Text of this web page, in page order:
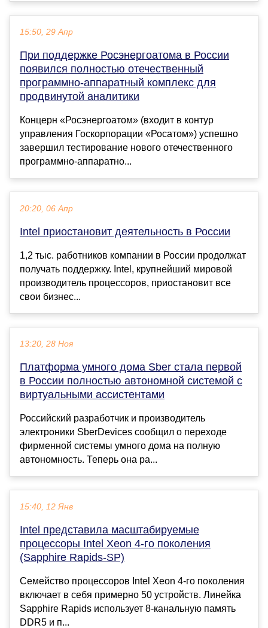
15:50, 29 Апр
При поддержке Росэнергоатома в России
появился полностью отечественный
программно-аппаратный комплекс для
продвинутой аналитики
Концерн «Росэнергоатом» (входит в контур
управления Госкорпорации «Росатом») успешно
завершил тестирование нового отечественного
программно-аппаратно...
20:20, 06 Апр
Intel приостановит деятельность в России
1,2 тыс. работников компании в России продолжат
получать поддержку. Intel, крупнейший мировой
производитель процессоров, приостановит все
свои бизнес...
13:20, 28 Ноя
Платформа умного дома Sber стала первой
в России полностью автономной системой с
виртуальными ассистентами
Российский разработчик и производитель
электроники SberDevices сообщил о переходе
фирменной системы умного дома на полную
автономность. Теперь она ра...
15:40, 12 Янв
Intel представила масштабируемые
процессоры Intel Xeon 4-го поколения
(Sapphire Rapids-SP)
Семейство процессоров Intel Xeon 4-го поколения
включает в себя примерно 50 устройств. Линейка
Sapphire Rapids использует 8-канальную память
DDR5 и п...